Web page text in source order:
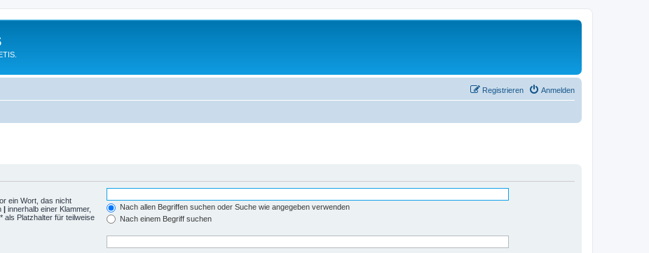
Anmelden
Registrieren
ein Wort, das nicht
| innerhalb einer Klammer,
als Platzhalter für teilweise
Nach allen Begriffen suchen oder Suche wie angegeben verwenden
Nach einem Begriff suchen